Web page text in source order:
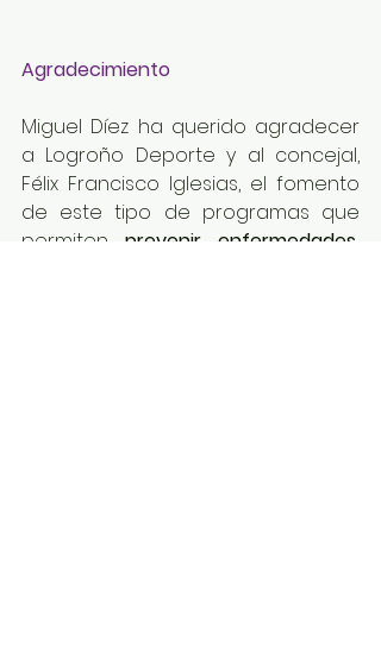
Agradecimiento
Miguel Díez ha querido agradecer
a Logroño Deporte y al concejal,
Félix Francisco Iglesias, el fomento
de este tipo de programas que
permiten prevenir enfermedades,